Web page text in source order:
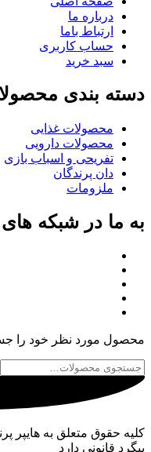
درباره ما
ارتباط باما
حساب کاربری
سبد خرید
دسته بندی
محصولات غذایی
محصولات دارویی
تفریحی و اسباب بازی
دان پرندگان
ملزومات
به ما در شبکه های
محصول مورد نظر خود را
جستجو
برای:
کلیه حقوق متعلق به هایپر
پیگرد قانونی دارد